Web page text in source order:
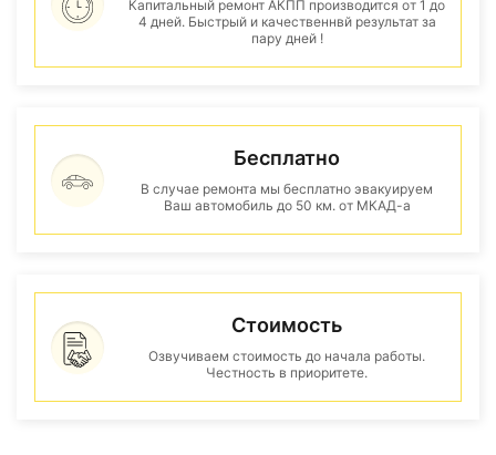
Капитальный ремонт АКПП производится от 1 до
4 дней. Быстрый и качественнвй результат за
пару дней !
Бесплатно
В случае ремонта мы бесплатно эвакуируем
Ваш автомобиль до 50 км. от МКАД-а
Стоимость
Озвучиваем стоимость до начала работы.
Честность в приоритете.